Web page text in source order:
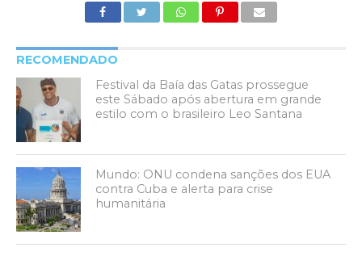
RECOMENDADO
Festival da Baía das Gatas prossegue
este Sábado após abertura em grande
estilo com o brasileiro Leo Santana
Mundo: ONU condena sanções dos EUA
contra Cuba e alerta para crise
humanitária